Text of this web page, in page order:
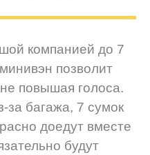
компанией до 7
позволит
повышая голоса.
за багажа, 7 сумок
доедут вместе
будут